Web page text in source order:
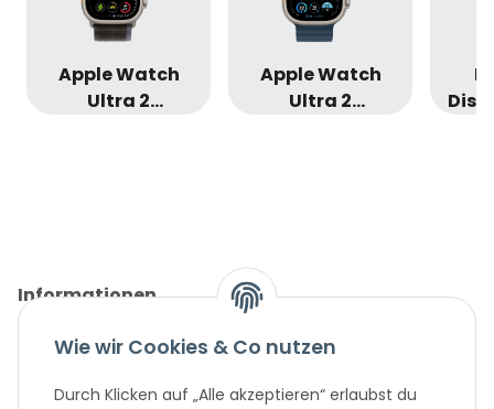
Apple Watch
Ultra 2
Apple Watch
Ultra 2
Informationen
Gesetzliche Informationen
Wie wir Cookies & Co nutzen
Durch Klicken auf „Alle akzeptieren“ erlaubst du